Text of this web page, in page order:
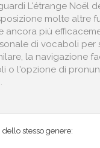
L'étrange Noël
molte altre
ancora più
di vocaboli per
la navigazione
o l'opzione di
stesso genere: